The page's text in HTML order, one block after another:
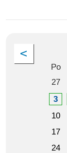
Po
27
3
10
17
24